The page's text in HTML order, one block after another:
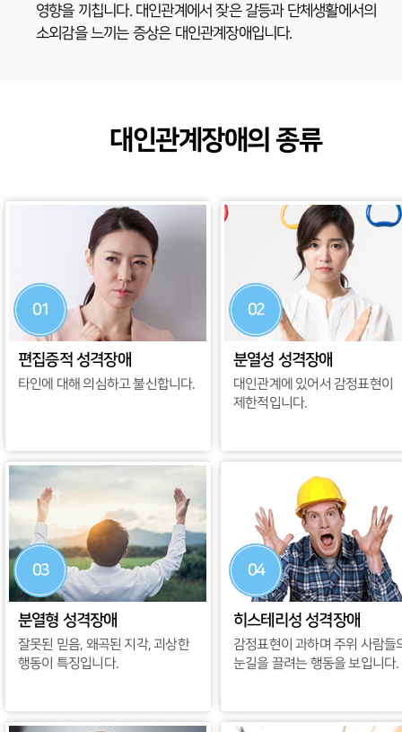
영향을 끼칩니다. 대인관계에서 잦은 갈등과 단체생활에서의
소외감을 느끼는 증상은 대인관계장애입니다.
대인관계장애의 종류
01
편집증적 성격장애
타인에 대해 의심하고 불신합니다.
02
분열성 성격장애
대인관계에 있어서 감정표현이
제한적입니다.
03
분열형 성격장애
잘못된 믿음, 왜곡된 지각, 괴상한
행동이 특징입니다.
04
히스테리성 성격장애
감정표현이 과하며 주위 사람들
눈길을 끌려는 행동을 보입니다.